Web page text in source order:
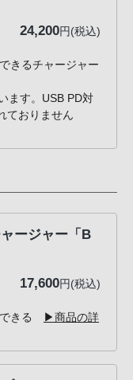
24,200円(税込)
きるチャージャー
ます。USB PD対
ておりません
ージャー「B
17,600円(税込)
きる
▶商品の詳